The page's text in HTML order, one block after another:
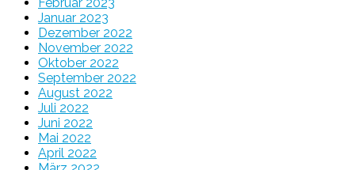
Januar 2023
Dezember 2022
November 2022
Oktober 2022
September 2022
August 2022
Juli 2022
Juni 2022
Mai 2022
April 2022